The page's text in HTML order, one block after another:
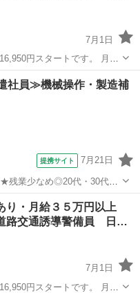
7月1日
円スタートです。 月給
人もいます。 残業がどうし
業込みで18,000～20,000円
社員≫機械操作・製造補
提携サイト 7月21日
残業少なめ◎20代・30代・
★食堂利用可◎マイカー通勤
仕事 ◇
り・月給３５万円以上
路交通誘導警備員 日
7月1日
円スタートです。 月給